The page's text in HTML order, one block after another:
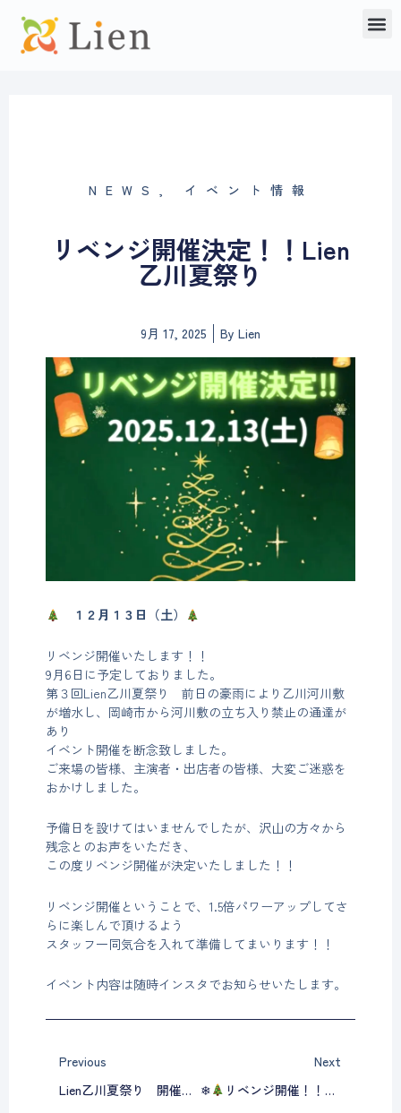
メ
NEWS イベント情報
リベンジ開催決定！！Lien
乙川夏祭り
9月 17, 2025 By Lien
１２月１３日（土）
リベンジ開催いたします！！
9月6日に予定しておりました。
第３回Lien乙川夏祭り 前日の豪雨により乙川河川敷
が増水し、岡崎市から河川敷の立ち入り禁止の通達が
あり
イベント開催を断念致しました。
ご来場の皆様、主演者・出店者の皆様、大変ご迷惑を
おかけしました。
予備日を設けてはいませんでしたが、沢山の方々から
残念とのお声をいただき、
この度リベンジ開催が決定いたしました！！
リベンジ開催ということで、1.5倍パワーアップしてさ
らに楽しんで頂けるよう
スタッフ一同気合を入れて準備してまいります！！
イベント内容は随時インスタでお知らせいたします。
Previous
Lien乙川夏祭り 開催中止のお知らせ
Next
❄
リベンジ開催！！第３回Lien乙川夏祭り